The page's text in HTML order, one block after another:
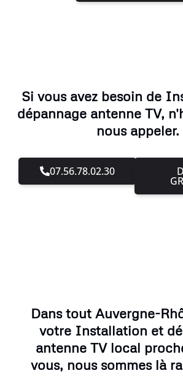
Si vous avez besoin de
dépannage antenne TV,
nous appeler.
07.56.78.02.30
Dans tout Auvergne-
votre Installation et
antenne TV local
vous, nous sommes là